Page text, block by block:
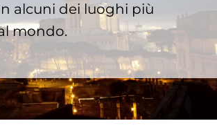
alcuni dei luoghi più
mondo.